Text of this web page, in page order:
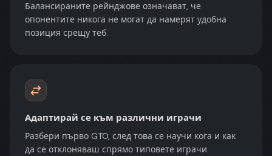
Балансираните рейнджове означават, че
опонентите никога не могат да намерят удобна
позиция срещу теб.
Адаптирай се към различни играчи
Разбери първо GTO, след това се научи кога и как
да се отклоняваш спрямо типовете играчи.